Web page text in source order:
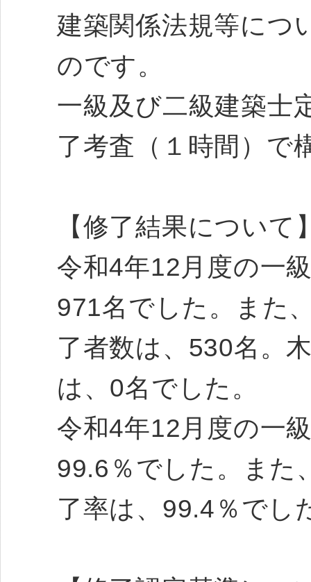
建築関係法規等につ
のです。
一級及び二級建築士
了考査（１時間）で
【修了結果について
令和4年12月度の一
971名でした。また
了者数は、530名。
は、0名でした。
令和4年12月度の一
99.6％でした。また
了率は、99.4％でし